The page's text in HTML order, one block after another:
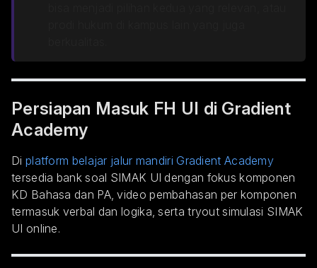
Persiapan Masuk FH UI di Gradient
Academy
Di platform belajar jalur mandiri Gradient Academy
tersedia bank soal SIMAK UI dengan fokus komponen
KD Bahasa dan PA, video pembahasan per komponen
termasuk verbal dan logika, serta tryout simulasi SIMAK
UI online.